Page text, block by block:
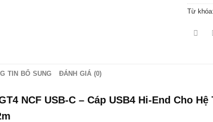
Từ khóa:
TIN BỔ SUNG ĐÁNH GIÁ (0)
NCF USB-C – Cáp USB4 Hi-End Cho